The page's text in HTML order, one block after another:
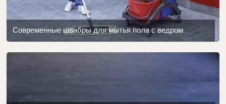
Современные швабры для мытья пола с ведром